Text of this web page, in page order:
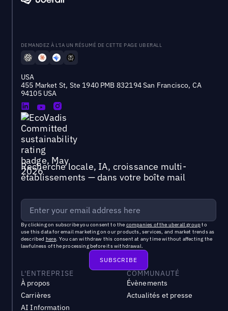
DEMANDEZ À L'IA UN RÉSUMÉ DE CETTE PAGE UBERALL
USA
455 Market St, Ste 1940 PMB 832194 San Francisco, CA
94105 USA
Recherche locale, IA, croissance multi-
établissements — dans votre boîte mail
By clicking on subscribe you consent to the companies of the uberall groupto
use this data for email marketing on our products, services, and market trends as
described here. You can withdraw this consent at any time without affecting the
lawfulness of the processing before its withdrawal.
L'ENTREPRISE
À propos
Carrières
AI Information
COMMUNAUTÉ
Évènements
Actualités et presse